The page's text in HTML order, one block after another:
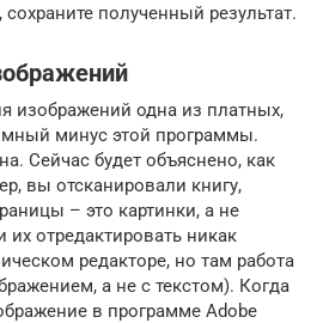
полученный результат.
изображений одна из платных,
минус этой программы.
Сейчас будет объяснено, как
вы отсканировали книгу,
– это картинки, а не
их отредактировать никак
редакторе, но там работа
а не с текстом). Когда
в программе Adobe